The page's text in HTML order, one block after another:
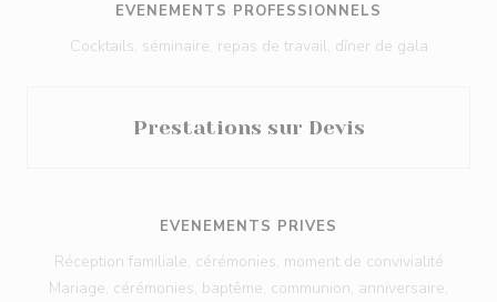
EVENEMENTS PROFESSIONNELS
Cocktails, séminaire, repas de travail, dîner de gala
Prestations sur Devis
EVENEMENTS PRIVES
Réception familiale, cérémonies, moment de convivialité
Mariage, cérémonies, baptême, communion, anniversaire,